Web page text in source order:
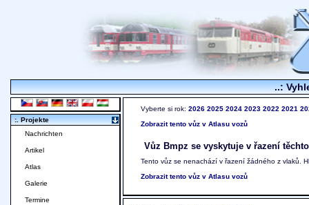
..:
Vyberte si rok: 2026 2025 2024 2023 2022 2021
Zobrazit tento vůz v Atlasu vozů
Vůz Bmpz se vyskytuje v řazení
Tento vůz se nenachází v řazení žádného z vlaků.
Zobrazit tento vůz v Atlasu vozů
:. Projekte
Nachrichten
Artikel
Atlas
Galerie
Termine